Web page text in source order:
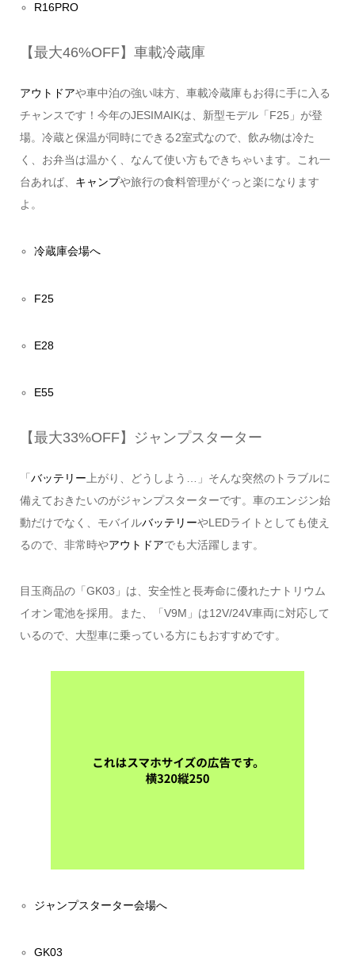
R16PRO
【最大46%OFF】車載冷蔵庫
アウトドアや車中泊の強い味方、車載冷蔵庫もお得に手に入る
チャンスです！今年のJESIMAIKは、新型モデル「F25」が登
場。冷蔵と保温が同時にできる2室式なので、飲み物は冷た
く、お弁当は温かく、なんて使い方もできちゃいます。これ一
台あれば、 キャンプや旅行の食料管理がぐっと楽になります
よ。
冷蔵庫会場へ
F25
E28
E55
【最大33%OFF】ジャンプスターター
「 バッテリー 上がり、どうしよう…」そんな突然のトラブルに
備えておきたいのがジャンプスターターです。車のエンジン始
動だけでなく、モバイルバッテリーやLEDライトとしても使え
るので、非常時やアウトドアでも大活躍します。
目玉商品の「GK03」は、安全性と長寿命に優れたナトリウム
イオン電池を採用。また、「V9M」は12V/24V車両に対応して
いるので、大型車に乗っている方にもおすすめです。
ジャンプスターター会場へ
GK03